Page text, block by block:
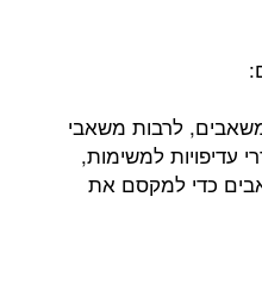
לרבות משאבי
עדיפויות למשימות,
כדי למקסם את